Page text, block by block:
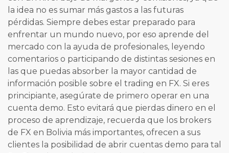
la idea no es sumar más gastos a las futuras
pérdidas. Siempre debes estar preparado para
enfrentar un mundo nuevo, por eso aprende del
mercado con la ayuda de profesionales, leyendo
comentarios o participando de distintas sesiones en
las que puedas absorber la mayor cantidad de
información posible sobre el trading en FX. Si eres
principiante, asegúrate de primero operar en una
cuenta demo. Esto evitará que pierdas dinero en el
proceso de aprendizaje, recuerda que los brokers
de FX en Bolivia más importantes, ofrecen a sus
clientes la posibilidad de abrir cuentas demo para tal